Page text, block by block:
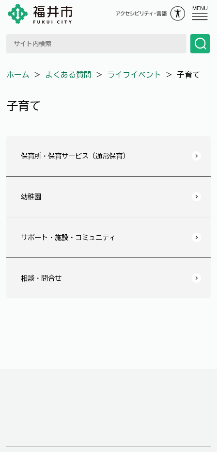
MENU
ホーム ＞ よくある質問 ＞ ライフイベント ＞ 子育て
子育て
保育所・保育サービス（通常保育）
幼稚園
サポート・施設・コミュニティ
相談・問合せ